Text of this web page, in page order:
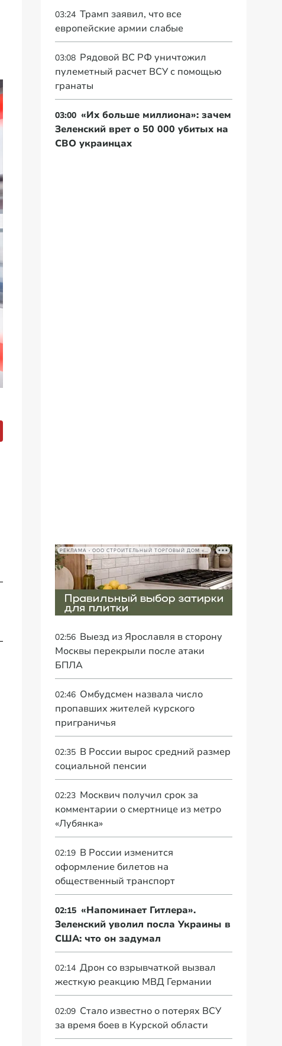
03:24 Трамп заявил, что все
европейские армии слабые
03:08 Рядовой ВС РФ уничтожил
пулеметный расчет ВСУ с помощью
гранаты
03:00 «Их больше миллиона»: зачем
Зеленский врет о 50 000 убитых на
СВО украинцах
02:56 Выезд из Ярославля в сторону
Москвы перекрыли после атаки
БПЛА
02:46 Омбудсмен назвала число
пропавших жителей курского
приграничья
02:35 В России вырос средний размер
социальной пенсии
02:23 Москвич получил срок за
комментарии о смертнице из метро
«Лубянка»
02:19 В России изменится
оформление билетов на
общественный транспорт
02:15 «Напоминает Гитлера».
Зеленский уволил посла Украины в
США: что он задумал
02:14 Дрон со взрывчаткой вызвал
жесткую реакцию МВД Германии
02:09 Стало известно о потерях ВСУ
за время боев в Курской области